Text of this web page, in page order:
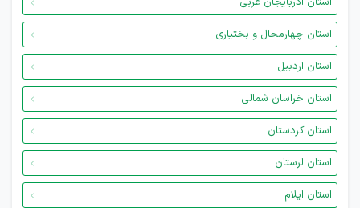
استان چهارمحال و بختیاری
استان اردبیل
استان خراسان شمالی
استان کردستان
استان لرستان
استان ایلام